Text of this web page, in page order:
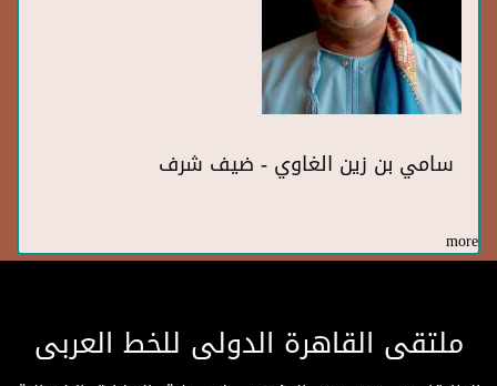
سامي بن زين الغاوي - ضيف شرف
more
ملتقى القاهرة الدولى للخط العربى